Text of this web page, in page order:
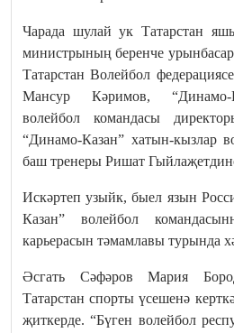
Чарада шулай ук Татарстан
министрының беренче
Татарстан Волейбол
Мансур Кәримов, “Динамо-
волейбол командасы
“Динамо-Казан” хатын-кызлар
баш тренеры Ришат
Искәртеп узыйк, быел язын
Казан” волейбол
карьерасын тәмамлавы турында
Әсгать Сәфәров Мария
Татарстан спорты үсешенә
җиткерде. “Бүген волейбол